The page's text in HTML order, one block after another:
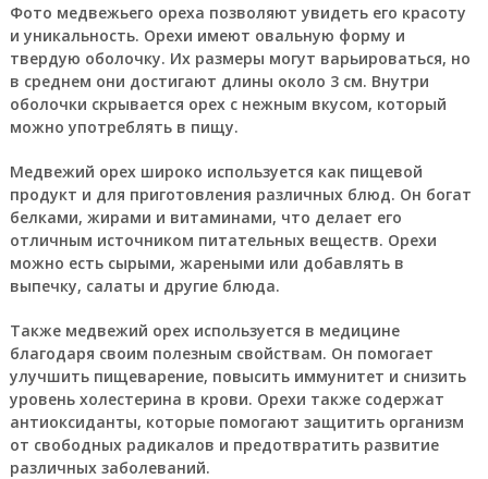
Фото медвежьего ореха позволяют увидеть его красоту
и уникальность. Орехи имеют овальную форму и
твердую оболочку. Их размеры могут варьироваться, но
в среднем они достигают длины около 3 см. Внутри
оболочки скрывается орех с нежным вкусом, который
можно употреблять в пищу.
Медвежий орех широко используется как пищевой
продукт и для приготовления различных блюд. Он богат
белками, жирами и витаминами, что делает его
отличным источником питательных веществ. Орехи
можно есть сырыми, жареными или добавлять в
выпечку, салаты и другие блюда.
Также медвежий орех используется в медицине
благодаря своим полезным свойствам. Он помогает
улучшить пищеварение, повысить иммунитет и снизить
уровень холестерина в крови. Орехи также содержат
антиоксиданты, которые помогают защитить организм
от свободных радикалов и предотвратить развитие
различных заболеваний.